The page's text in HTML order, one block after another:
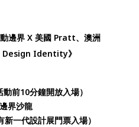
邊界 X 美國 Pratt、澳洲
Design Identity》
前10分鐘開放入場）
界沙龍
一代設計展門票入場）